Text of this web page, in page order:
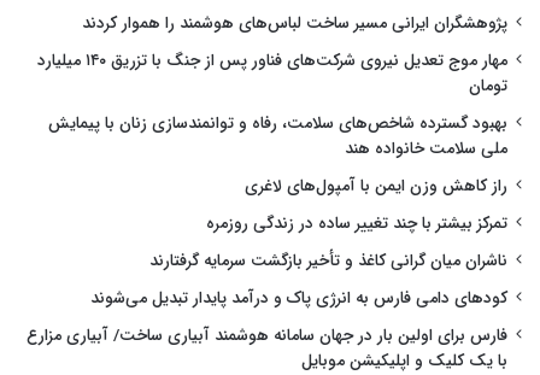
پژوهشگران ایرانی مسیر ساخت لباس‌های هوشمند را هموار کردند
مهار موج تعدیل نیروی شرکت‌های فناور پس از جنگ با تزریق ۱۴۰ میلیارد
تومان
بهبود گسترده شاخص‌های سلامت، رفاه و توانمندسازی زنان با پیمایش
ملی سلامت خانواده هند
راز کاهش وزن ایمن با آمپول‌های لاغری
تمرکز بیشتر با چند تغییر ساده در زندگی روزمره
ناشران میان گرانی کاغذ و تأخیر بازگشت سرمایه گرفتارند
کودهای دامی فارس به انرژی پاک و درآمد پایدار تبدیل می‌شوند
فارس برای اولین بار در جهان سامانه هوشمند آبیاری ساخت/ آبیاری مزارع
با یک کلیک و اپلیکیشن موبایل